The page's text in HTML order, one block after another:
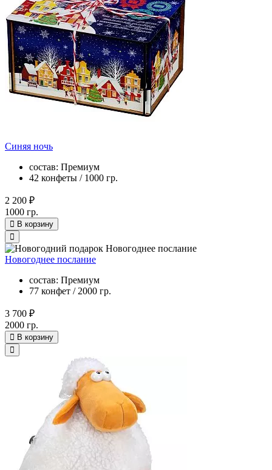
Синяя ночь
состав: Премиум
42 конфеты / 1000 гр.
2 200 ₽
1000 гр.
В корзину
Новогоднее послание
состав: Премиум
77 конфет / 2000 гр.
3 700 ₽
2000 гр.
В корзину